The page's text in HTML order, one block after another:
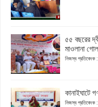
৫৫ বছরের
মাওলানা
নিজস্ব প্রতিবেদক
কানাইঘাটে
নিজস্ব প্রতিবেদক